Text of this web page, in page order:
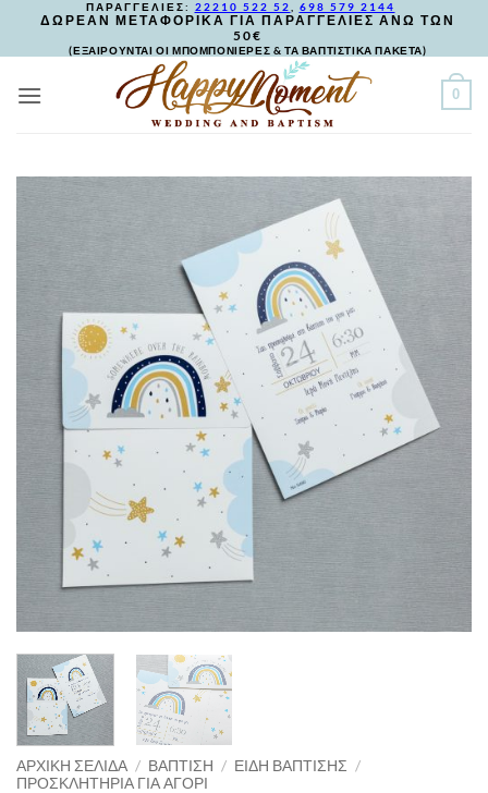
ΠΑΡΑΓΓΕΛΙΕΣ: 22210 522 52 698 579 2144
ΔΩΡΕΑΝ ΜΕΤΑΦΟΡΙΚΑ ΓΙΑ ΠΑΡΑΓΓΕΛΙΕΣ ΑΝΩ ΤΩΝ
50€
(ΕΞΑΙΡΟΥΝΤΑΙ ΟΙ ΜΠΟΜΠΟΝΙΕΡΕΣ & ΤΑ ΒΑΠΤΙΣΤΙΚΑ ΠΑΚΕΤΑ)
0
ΑΡΧΙΚΉ ΣΕΛΊΔΑ / ΒΑΠΤΙΣΗ / ΕΙΔΗ ΒΑΠΤΙΣΗΣ /
ΠΡΟΣΚΛΗΤΗΡΙΑ ΓΙΑ ΑΓΟΡΙ